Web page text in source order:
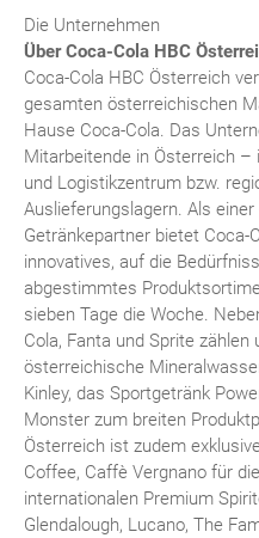
Die Unternehmen
Über Coca-Cola HBC
Coca-Cola HBC Österreich
gesamten österreichischen
Hause Coca-Cola. Das
Mitarbeitende in Österreich
und Logistikzentrum bzw.
Auslieferungslagern. Als
Getränkepartner bietet Coca-
innovatives, auf die
abgestimmtes
sieben Tage die Woche.
Cola, Fanta und Sprite
österreichische
Kinley, das Sportgetränk
Monster zum breiten
Österreich ist zudem
Coffee, Caffè Vergnano für
internationalen Premium
Glendalough, Lucano, The